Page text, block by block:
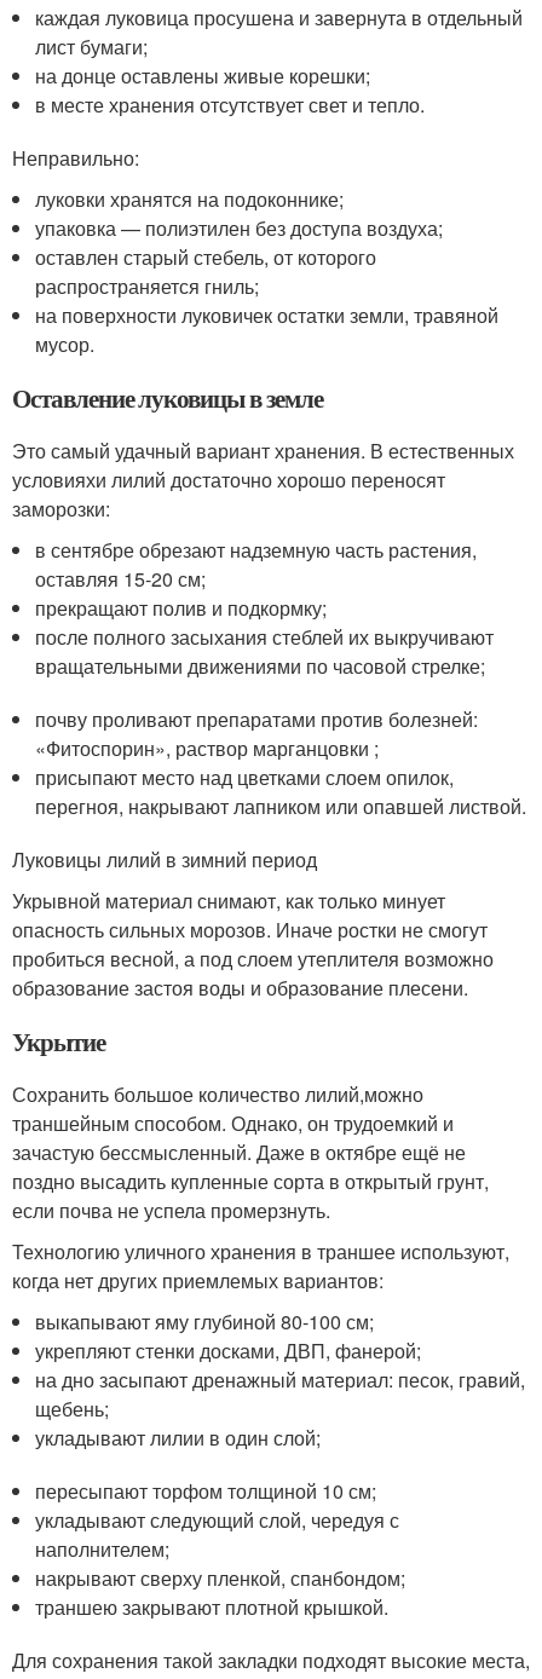
каждая луковица просушена и завернута в отдельный
лист бумаги;
на донце оставлены живые корешки;
в месте хранения отсутствует свет и тепло.
Неправильно:
луковки хранятся на подоконнике;
упаковка — полиэтилен без доступа воздуха;
оставлен старый стебель, от которого
распространяется гниль;
на поверхности луковичек остатки земли, травяной
мусор.
Оставление луковицы в земле
Это самый удачный вариант хранения. В естественных
условияхи лилий достаточно хорошо переносят
заморозки:
в сентябре обрезают надземную часть растения,
оставляя 15-20 см;
прекращают полив и подкормку;
после полного засыхания стеблей их выкручивают
вращательными движениями по часовой стрелке;
почву проливают препаратами против болезней:
«Фитоспорин», раствор марганцовки ;
присыпают место над цветками слоем опилок,
перегноя, накрывают лапником или опавшей листвой.
Луковицы лилий в зимний период
Укрывной материал снимают, как только минует
опасность сильных морозов. Иначе ростки не смогут
пробиться весной, а под слоем утеплителя возможно
образование застоя воды и образование плесени.
Укрытие
Сохранить большое количество лилий,можно
траншейным способом. Однако, он трудоемкий и
зачастую бессмысленный. Даже в октябре ещё не
поздно высадить купленные сорта в открытый грунт,
если почва не успела промерзнуть.
Технологию уличного хранения в траншее используют,
когда нет других приемлемых вариантов:
выкапывают яму глубиной 80-100 см;
укрепляют стенки досками, ДВП, фанерой;
на дно засыпают дренажный материал: песок, гравий,
щебень;
укладывают лилии в один слой;
пересыпают торфом толщиной 10 см;
укладывают следующий слой, чередуя с
наполнителем;
накрывают сверху пленкой, спанбондом;
траншею закрывают плотной крышкой.
Для сохранения такой закладки подходят высокие места,